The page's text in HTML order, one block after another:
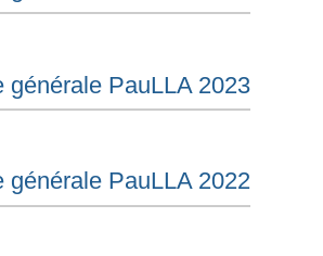
générale PauLLA 2023
générale PauLLA 2022